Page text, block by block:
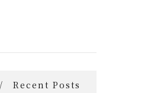
Recent Posts